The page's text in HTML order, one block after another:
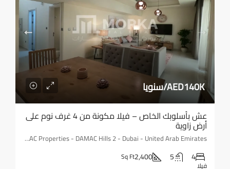
AED140K/سنويا
عش بأسلوبك الخاص – فيلا مكونة من 4 غرف نوم على
أرض زاوية
AKOYA Oxygen by DAMAC Properties - DAMAC Hills 2 - Dubai - United Arab Emirates
4
5
2,400
Sq Ft
فيلا